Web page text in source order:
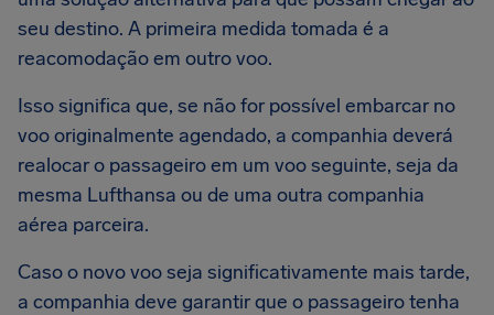
seu destino. A primeira medida tomada é a
reacomodação em outro voo.
Isso significa que, se não for possível embarcar no
voo originalmente agendado, a companhia deverá
realocar o passageiro em um voo seguinte, seja da
mesma Lufthansa ou de uma outra companhia
aérea parceira.
Caso o novo voo seja significativamente mais tarde,
a companhia deve garantir que o passageiro tenha